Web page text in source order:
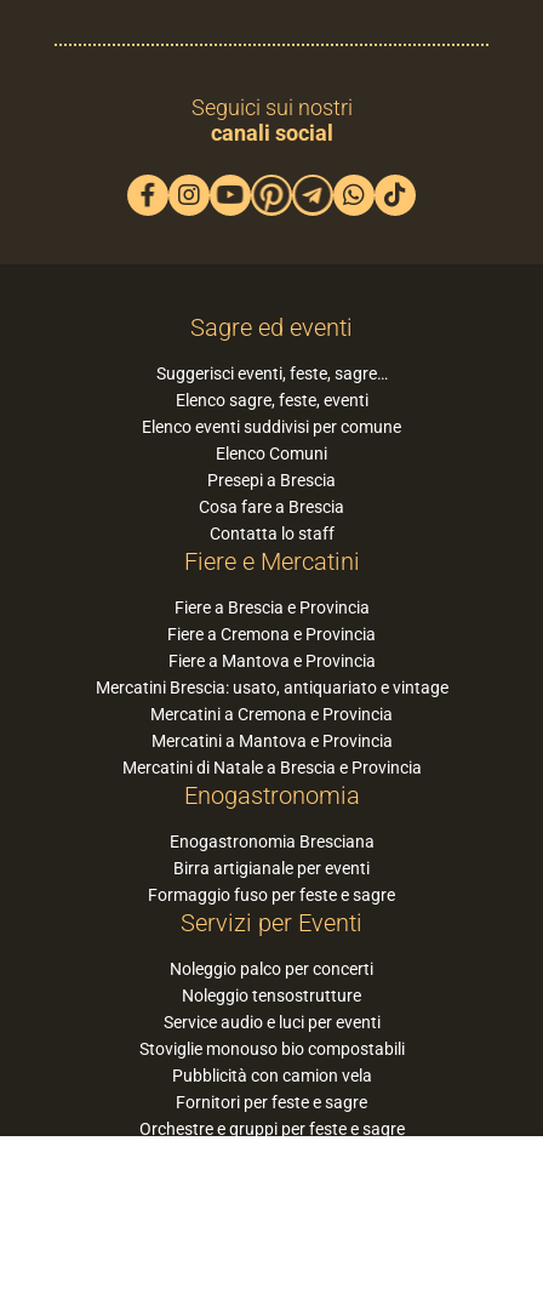
Seguici sui nostri
canali social
Sagre ed eventi
Suggerisci eventi, feste, sagre…
Elenco sagre, feste, eventi
Elenco eventi suddivisi per comune
Elenco Comuni
Presepi a Brescia
Cosa fare a Brescia
Contatta lo staff
Fiere e Mercatini
Fiere a Brescia e Provincia
Fiere a Cremona e Provincia
Fiere a Mantova e Provincia
Mercatini Brescia: usato, antiquariato e vintage
Mercatini a Cremona e Provincia
Mercatini a Mantova e Provincia
Mercatini di Natale a Brescia e Provincia
Enogastronomia
Enogastronomia Bresciana
Birra artigianale per eventi
Formaggio fuso per feste e sagre
Servizi per Eventi
Noleggio palco per concerti
Noleggio tensostrutture
Service audio e luci per eventi
Stoviglie monouso bio compostabili
Pubblicità con camion vela
Fornitori per feste e sagre
Orchestre e gruppi per feste e sagre